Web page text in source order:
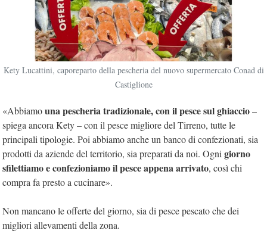
Kety Lucattini, caporeparto della pescheria del nuovo supermercato Conad di
Castiglione
«Abbiamouna pescheria tradizionale, con il pesce sul ghiaccio–
spiega ancora Kety – con il pesce migliore del Tirreno, tutte le
principali tipologie. Poi abbiamo anche un banco di confezionati, sia
prodotti da aziende del territorio, sia preparati da noi. Ognigiorno
sfilettiamo e confezioniamo il pesce appena arrivato, così chi
compra fa presto a cucinare».
Non mancano le offerte del giorno, sia di pesce pescato che dei
migliori allevamenti della zona.